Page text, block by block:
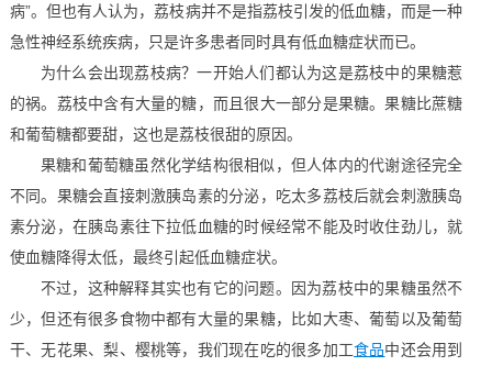
病”。但也有人认为，荔枝病并不是指荔枝引发的低血糖，而是一种
急性神经系统疾病，只是许多患者同时具有低血糖症状而已。
为什么会出现荔枝病？一开始人们都认为这是荔枝中的果糖惹
的祸。荔枝中含有大量的糖，而且很大一部分是果糖。果糖比蔗糖
和葡萄糖都要甜，这也是荔枝很甜的原因。
果糖和葡萄糖虽然化学结构很相似，但人体内的代谢途径完全
不同。果糖会直接刺激胰岛素的分泌，吃太多荔枝后就会刺激胰岛
素分泌，在胰岛素往下拉低血糖的时候经常不能及时收住劲儿，就
使血糖降得太低，最终引起低血糖症状。
不过，这种解释其实也有它的问题。因为荔枝中的果糖虽然不
少，但还有很多食物中都有大量的果糖，比如大枣、葡萄以及葡萄
干、无花果、梨、樱桃等，我们现在吃的很多加工食品中还会用到